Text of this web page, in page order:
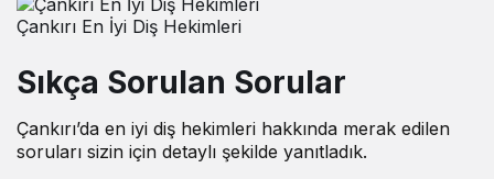
Çankırı En İyi Diş Hekimleri
Sıkça Sorulan Sorular
Çankırı’da en iyi diş hekimleri hakkında merak edilen
soruları sizin için detaylı şekilde yanıtladık.